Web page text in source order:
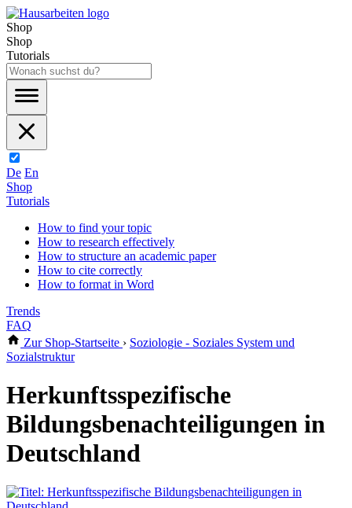
Shop
Shop
Tutorials
De En
Shop
Tutorials
How to find your topic
How to research effectively
How to structure an academic paper
How to cite correctly
How to format in Word
Trends
FAQ
Zur Shop-Startseite › Soziologie - Soziales System und
Sozialstruktur
Herkunftsspezifische
Bildungsbenachteiligungen in
Deutschland